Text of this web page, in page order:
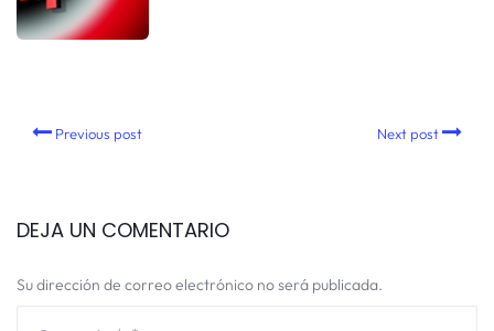
Previous post Next post
DEJA UN COMENTARIO
Su dirección de correo electrónico no será publicada.